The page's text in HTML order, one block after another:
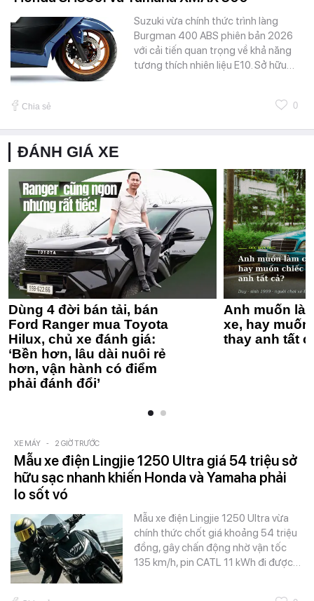
Suzuki vừa chính thức trình làng
Burgman 400 ABS phiên bản 2026
với cải tiến quan trọng về khả năng
tương thích nhiên liệu E10. Sở hữu…
Chia sẻ 0
ĐÁNH GIÁ XE
Dùng 4 đời bán tải, bán
Ford Ranger mua Toyota
Hilux, chủ xe đánh giá:
‘Bền hơn, lâu dài nuôi rẻ
hơn, vận hành có điểm
phải đánh đổi’
Anh muốn
xe, hay
thay anh tất
XE MÁY - 2 GIỜ TRƯỚC
Mẫu xe điện Lingjie 1250 Ultra giá 54 triệu sở
hữu sạc nhanh khiến Honda và Yamaha phải
lo sốt vó
Mẫu xe điện Lingjie 1250 Ultra vừa
chính thức chốt giá khoảng 54 triệu
đồng, gây chấn động nhờ vận tốc
135 km/h, pin CATL 11 kWh đi được…